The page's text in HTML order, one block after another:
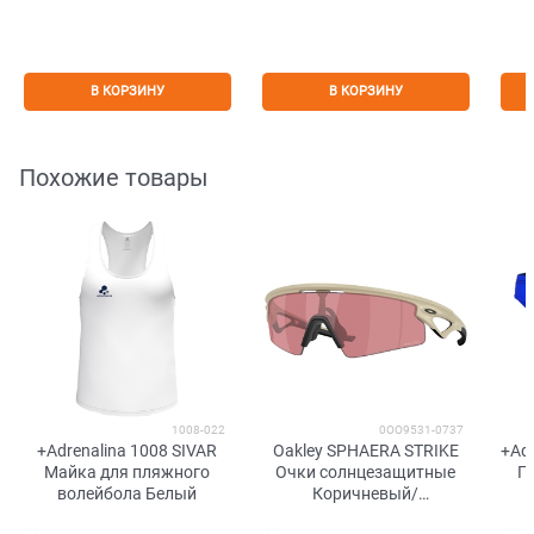
В КОРЗИНУ В КОРЗИНУ
Похожие товары
1008-022
+Adrenalina 1008 SIVAR
Майка для пляжного
волейбола Белый
0OO9531-0737
Oakley SPHAERA STRIKE
Очки солнцезащитные
Коричневый/